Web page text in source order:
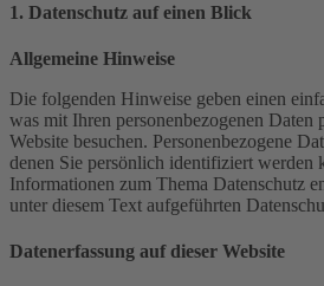
1. Datenschutz auf einen Blick
Allgemeine Hinweise
Die folgenden Hinweise geben einen
was mit Ihren personenbezogenen Daten
Website besuchen. Personenbezogene
denen Sie persönlich identifiziert werden
Informationen zum Thema Datenschutz
unter diesem Text aufgeführten
Datenerfassung auf dieser Website